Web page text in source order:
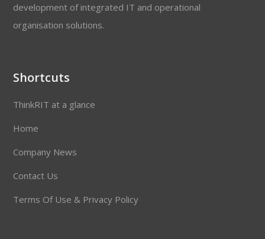
development of integrated IT and operational
organisation solutions.
Shortcuts
ThinkRIT at a glance
Home
Company News
Contact Us
Terms Of Use & Privacy Policy